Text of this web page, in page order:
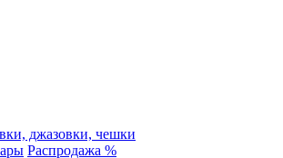
джазовки, чешки
Распродажа %